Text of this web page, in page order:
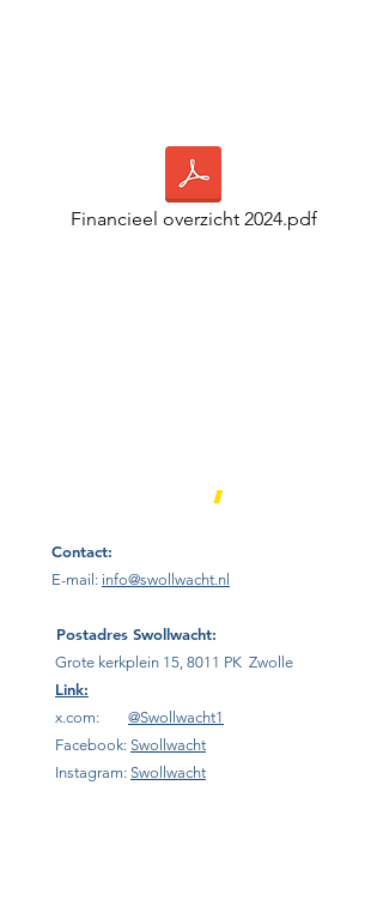
Financieel overzicht 2024.pdf
,
Contact:
E-mail: info@swollwacht.nl
Postadres Swollwacht:
Grote kerkplein 15, 8011 PK Zwolle
Link:
x.com: @Swollwacht1
Facebook: Swollwacht
Instagram: Swollwacht